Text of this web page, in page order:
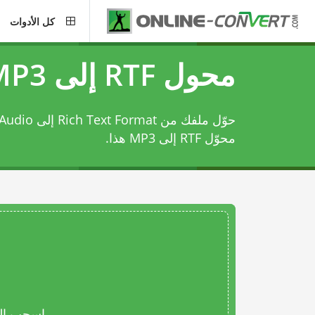
كل الأدوات
محول RTF إلى MP3
حوّل ملفك من Rich Text Format إلى MPEG Layer 3 Audio باستخدام
محوّل RTF إلى MP3
هذا.